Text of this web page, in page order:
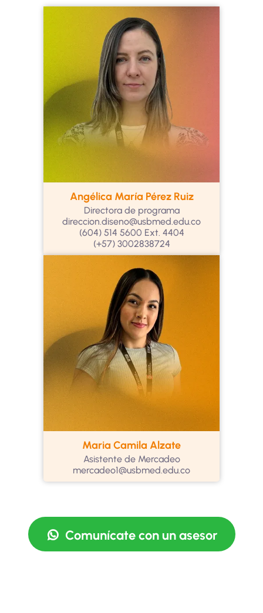
Angélica María Pérez Ruiz
Directora de programa
direccion.diseno@usbmed.edu.co
(604) 514 5600 Ext. 4404
(+57) 3002838724
Maria Camila Alzate
Asistente de Mercadeo
mercadeo1@usbmed.edu.co
Comunícate con un asesor